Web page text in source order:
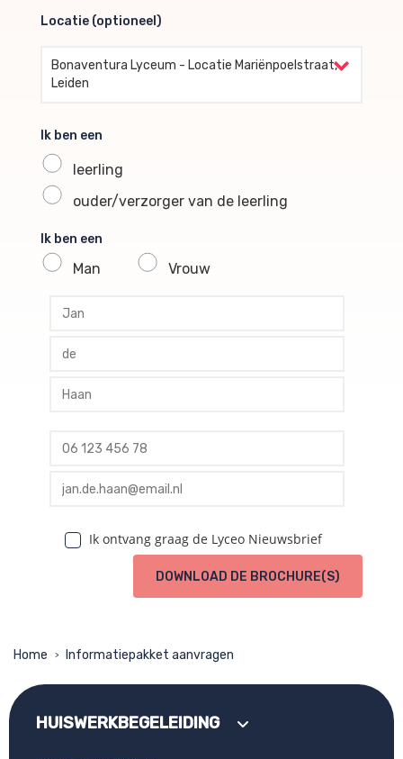
Locatie (optioneel)
Locatie (optioneel)
Bonaventura Lyceum - Locatie Mariënpoelstraat,
Leiden
Ik ben een
leerling
ouder/verzorger van de leerling
Ik ben een
Man Vrouw
profile voornaam
profile tussenvoegsel
profile achternaam
profile telefoon
profile email
Ik ontvang graag de Lyceo Nieuwsbrief
DOWNLOAD DE BROCHURE(S)
Home > Informatiepakket aanvragen
HUISWERKBEGELEIDING